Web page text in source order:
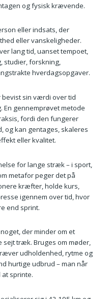
og fysisk krævende.
eller indsats, der
eller vanskeligheder.
lang tid, uanset tempoet,
studier, forskning,
hverdagsopgaver.
bevist sin værdi over tid
En gennemprøvet metode
fordi den fungerer
og kan gentages, skaleres
eller kvalitet.
for lange stræk – i sport,
metafor peger det på
kræfter, holde kurs,
igennem over tid, hvor
end sprint.
der minder om et
træk. Bruges om møder,
udholdenhed, rytme og
hurtige udbrud – man når
at sprinte.